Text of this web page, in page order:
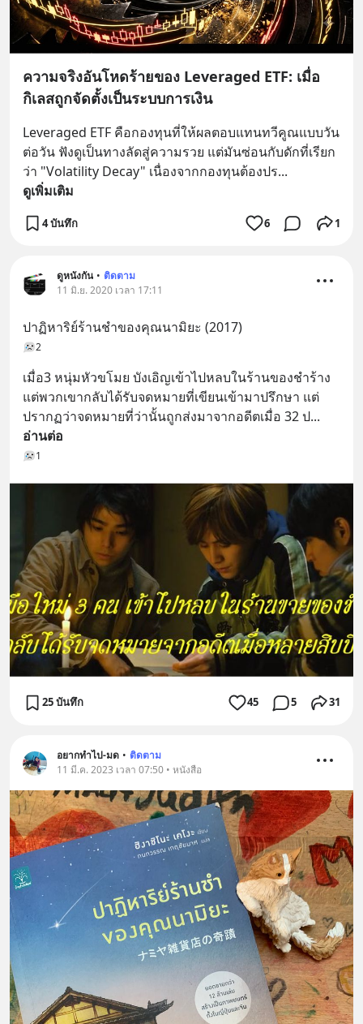
ความจริงอันโหดร้ายของ Leveraged ETF: เมื่อ
กิเลสถูกจัดตั้งเป็นระบบการเงิน
Leveraged ETF คือกองทุนที่ให้ผลตอบแทนทวีคูณแบบวัน
ต่อวัน ฟังดูเป็นทางลัดสู่ความรวย แต่มันซ่อนกับดักที่เรียก
ว่า "Volatility Decay" เนื่องจากกองทุนต้องปร...
ดูเพิ่มเติม
4 บันทึก 6 1
ดูหนังกัน • ติดตาม
11 มิ.ย. 2020 เวลา 17:11
ปาฏิหาริย์ร้านชำของคุณนามิยะ (2017)
2
เมื่อ3 หนุ่มหัวขโมย บังเอิญเข้าไปหลบในร้านของชำร้าง
แต่พวกเขากลับได้รับจดหมายที่เขียนเข้ามาปรึกษา แต่
ปรากฏว่าจดหมายที่ว่านั้นถูกส่งมาจากอดีตเมื่อ 32 ป
อ่านต่อ
1
25 บันทึก 45 5 31
อยากทำไป-มด • ติดตาม
11 มี.ค. 2023 เวลา 07:50 • หนังสือ